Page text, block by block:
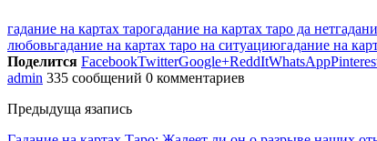
гадание на картах тарогадание на картах таро да нет
любовьгадание на картах таро на ситуациюгадание на
Поделится FacebookTwitterGoogle+ReddItWhatsApp
admin 335 сообщений 0 комментариев
Предыдуща язапись